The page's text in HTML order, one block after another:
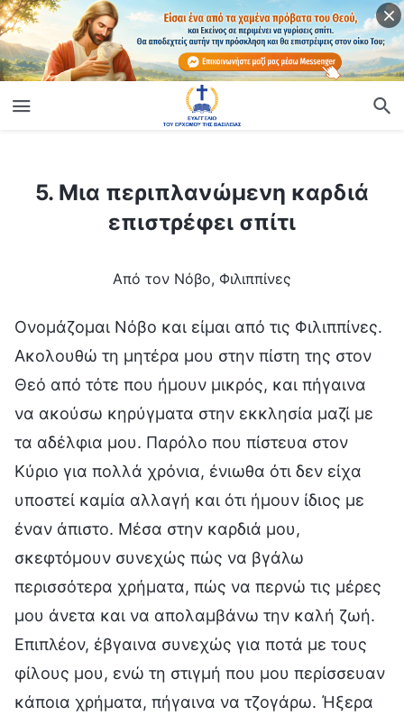
5. Μια περιπλανώμενη καρδιά επιστρέφει σπίτι
5. Μια περιπλανώμενη καρδιά
επιστρέφει σπίτι
Από τον Νόβο, Φιλιππίνες
Ονομάζομαι Νόβο και είμαι από τις Φιλιππίνες.
Ακολουθώ τη μητέρα μου στην πίστη της στον
Θεό από τότε που ήμουν μικρός, και πήγαινα
να ακούσω κηρύγματα στην εκκλησία μαζί με
τα αδέλφια μου. Παρόλο που πίστευα στον
Κύριο για πολλά χρόνια, ένιωθα ότι δεν είχα
υποστεί καμία αλλαγή και ότι ήμουν ίδιος με
έναν άπιστο. Μέσα στην καρδιά μου,
σκεφτόμουν συνεχώς πώς να βγάλω
περισσότερα χρήματα, πώς να περνώ τις μέρες
μου άνετα και να απολαμβάνω την καλή ζωή.
Επιπλέον, έβγαινα συνεχώς για ποτά με τους
φίλους μου, ενώ τη στιγμή που μου περίσσευαν
κάποια χρήματα, πήγαινα να τζογάρω. Ήξερα